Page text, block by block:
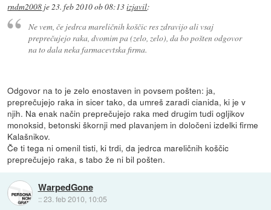
rndm2008 je23. feb 2010 ob 08:13izjavil:
Ne vem, če jedrca mareličnih koščic res zdravijo ali vsaj
preprečujejo raka, dvomim pa (zelo, zelo), da bo pošten odgovor
na to dala neka farmacevtska firma.
Odgovor na to je zelo enostaven in povsem pošten: ja,
preprečujejo raka in sicer tako, da umreš zaradi cianida, ki je v
njih. Na enak način preprečujejo raka med drugim tudi ogljikov
monoksid, betonski škornji med plavanjem in določeni izdelki firme
Kalašnikov.
Če ti tega ni omenil tisti, ki trdi, da jedrca mareličnih koščic
preprečujejo raka, s tabo že ni bil pošten.
WarpedGone
::23. feb 2010, 10:05